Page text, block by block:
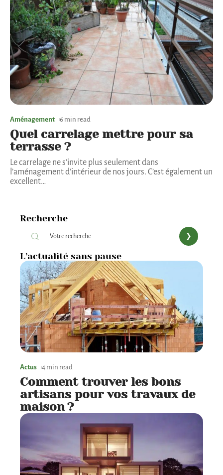
Aménagement 6 min read
Quel carrelage mettre pour sa
terrasse ?
Le carrelage ne s’invite plus seulement dans
l’aménagement d’intérieur de nos jours. C’est également un
excellent…
Recherche
L’actualité sans pause
Actus 4 min read
Comment trouver les bons
artisans pour vos travaux de
maison ?